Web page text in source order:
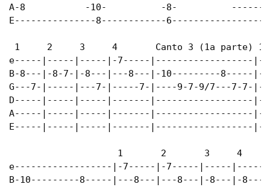
A-8           -10-          -8-
E---------------8------------
1     2     3     4       Canto 3 (1a parte)
e-----|-----|-----|-7-----|------------------
B-8---|-8-7-|-8---|---8---|-10---------8-----|-
G---7-|-----|---7-|-----7-|----9-7-9/7---7-7-
D-----|-----|-----|-------|------------------
A-----|-----|-----|-------|------------------
E-----|-----|-----|-------|------------------
                    1       2       3     4
e------------------|-7-----|-7-----|-----|-----|
B-10---------8-----|---8---|---8---|-8---|-8---|